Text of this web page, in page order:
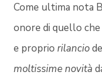
Come ultima nota
onore di quello
e proprio rilancio
moltissime novità